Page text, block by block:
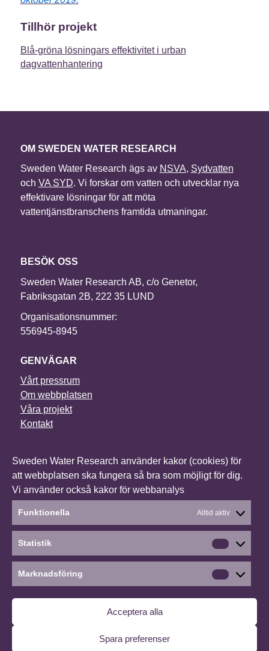
Sweden Water Research använder kakor (cookies) för
att webbplatsen ska fungera så bra som möjligt för dig.
Vi använder också kakor för webbanalys
Funktionella Alltid aktiv
Statistik
Statistik
Marknadsföring
Acceptera alla
Spara preferenser
Tillhör projekt
Blå-gröna lösningars effektivitet i urban
dagvattenhantering
OM SWEDEN WATER RESEARCH
Sweden Water Research ägs av NSVA, Sydvatten
och VA SYD. Vi forskar om vatten och utvecklar nya
effektivare lösningar för att möta
vattentjänstbranschens framtida utmaningar.
BESÖK OSS
Sweden Water Research AB, c/o Genetor,
Fabriksgatan 2B, 222 35 LUND
Organisationsnummer:
556945-8945
GENVÄGAR
Vårt pressrum
Om webbplatsen
Våra projekt
Kontakt
I vårt nyhetsbrev får du senaste nytt om alla våra
projekt, vilka konferenser vi deltar i och mycket annat.
Anmäl dig till vårt nyhetsbrev
Linkedin
Hantera medgivande